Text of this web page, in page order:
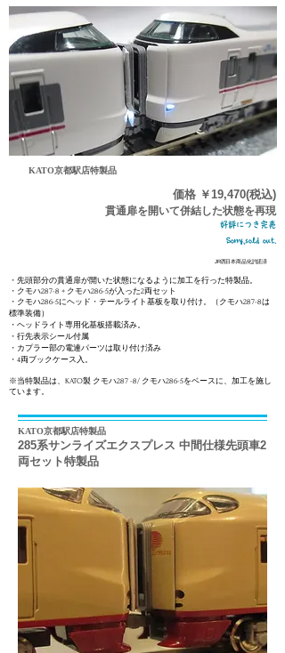
KATO京都駅店特製品
価格 ￥19,470(税込)
好評につき完売
​Sorry,sold out.
貫通扉を開いて併結した状態を再現
JR西日本商品化許諾済
・先頭部分の貫通扉が開いた状態になるように加工を行った特製品。
・クモハ287-8 + クモハ286-5が入った2両セット
・クモハ286-5にヘッド・テールライト基板を取り付け。（クモハ287-8は
標準装備）
​・ヘッドライト専用化基板搭載済み。
・行先表示シール付属
・カプラー部の電連パーツは取り付け済み
​・4両ブックケース入。
​※当特製品は、KATO製 クモハ287 -8/ クモハ286-5をベースに、加工を施し
ています。​
KATO京都駅店特製品
285系サンライズエクスプレス 中間仕様先頭車2
両セット特製品